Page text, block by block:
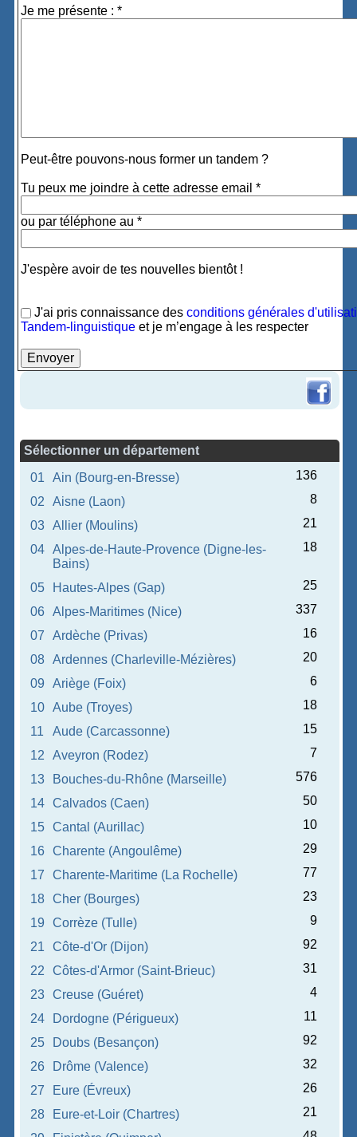
Je me présente : *
Peut-être pouvons-nous former un tandem ?
Tu peux me joindre à cette adresse email *
ou par téléphone au *
J'espère avoir de tes nouvelles bientôt !
J'ai pris connaissance desconditions générales
Tandem-linguistique et je m’engage à les respecter
Sélectionner un département
01
Ain (Bourg-en-Bresse)
136
02
Aisne (Laon)
8
03
Allier (Moulins)
21
04
Alpes-de-Haute-Provence (Digne-les-
Bains)
18
05 Hautes-Alpes (Gap)
25
06
Alpes-Maritimes (Nice)
337
07
Ardèche (Privas)
16
08
Ardennes (Charleville-Mézières)
20
09
Ariège (Foix)
6
10
Aube (Troyes)
18
11
Aude (Carcassonne)
15
12
Aveyron (Rodez)
7
13
Bouches-du-Rhône (Marseille)
576
14
Calvados (Caen)
50
15
Cantal (Aurillac)
10
16
Charente (Angoulême)
29
17
Charente-Maritime (La Rochelle)
77
18
Cher (Bourges)
23
19
Corrèze (Tulle)
9
21
Côte-d'Or (Dijon)
92
22
Côtes-d'Armor (Saint-Brieuc)
31
23
Creuse (Guéret)
4
24
Dordogne (Périgueux)
11
25
Doubs (Besançon)
92
26
Drôme (Valence)
32
27
Eure (Évreux)
26
28
Eure-et-Loir (Chartres)
21